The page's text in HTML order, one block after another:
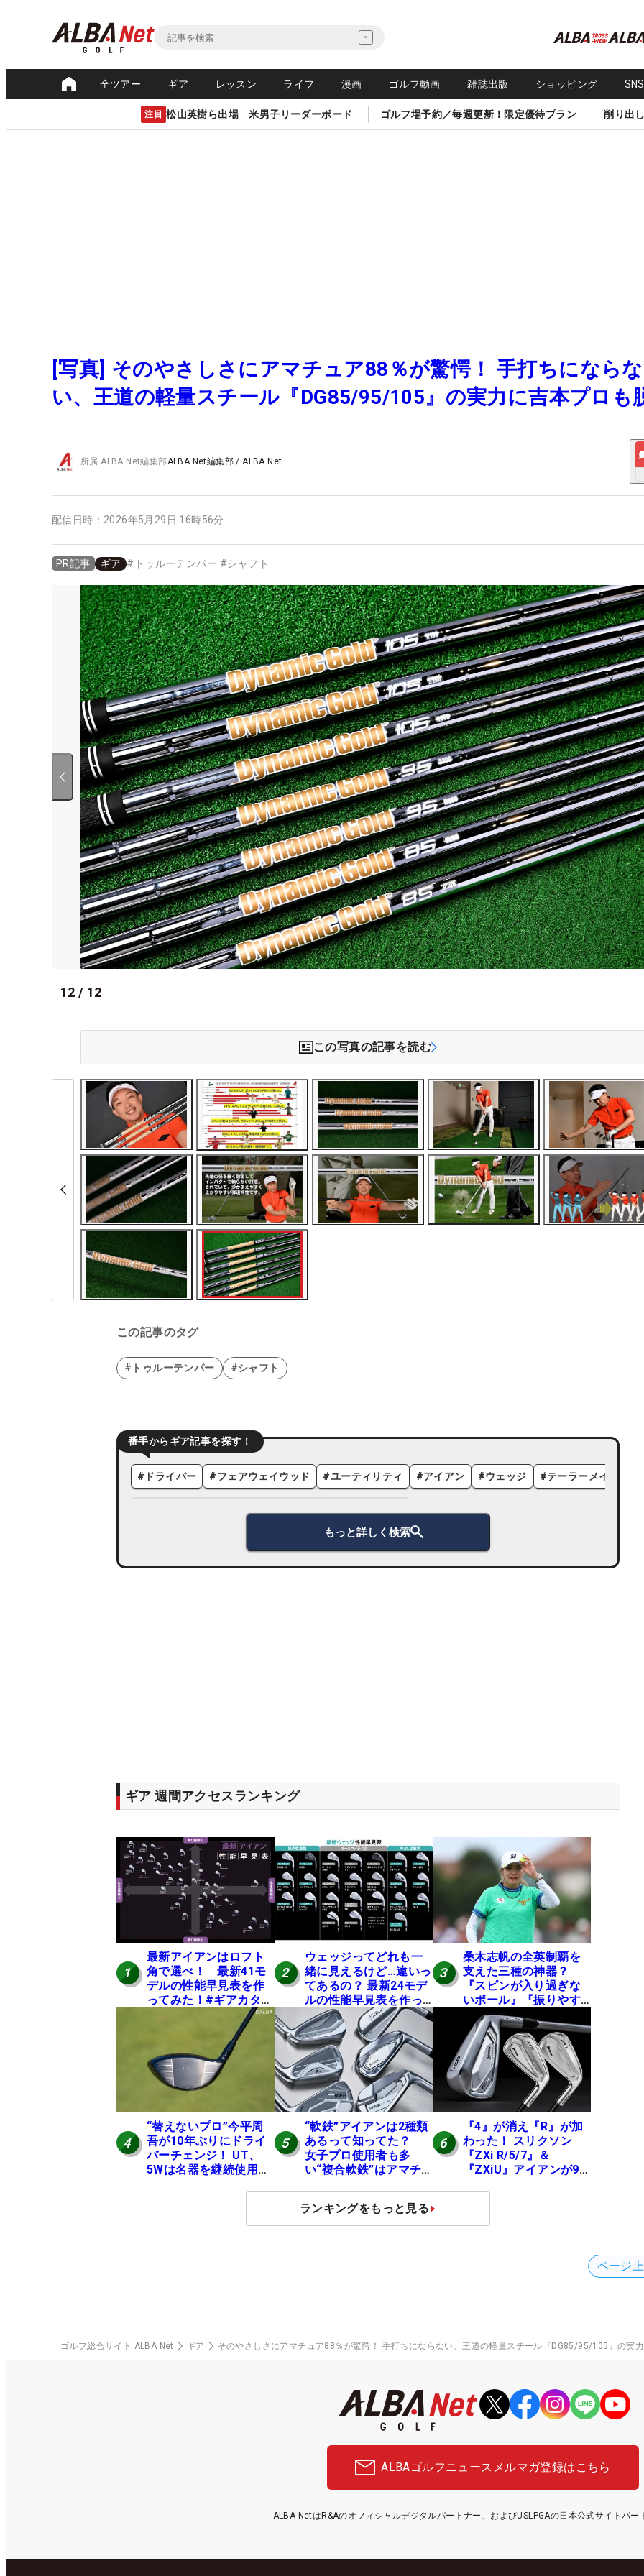
全ツアー ギア レッスン ライフ 漫画 ゴルフ動画 雑誌出版 ショッピング
注目 松山英樹ら出場 米男子リーダーボード ゴルフ場予約／毎週更新！限定優待プラン 削り出
[写真] そのやさしさにアマチュア88％が驚愕！ 手打ちにならな
い、王道の軽量スチール『DG85/95/105』の実力に吉本プロも
所属ALBA Net編集部ALBA Net編集部 /ALBA Net
配信日時： 2026年5月29日 16時56分
PR記事 ギア # トゥルーテンパー #シャフト
12 / 12
この写真の記事を読む
この記事のタグ
#トゥルーテンパー #シャフト
番手からギア記事を探す！
# ドライバー #フェアウェイウッド #ユーティリティ #アイアン #ウェッジ #テーラーメイド
もっと詳しく検索
ギア 週間アクセスランキング
1
最新アイアンはロフト
角で選べ！ 最新41モ
デルの性能早見表を作
ってみた！#ギアカタロ
2
ウェッジってどれも一
緒に見えるけど…違いっ
てあるの？ 最新24モデ
ルの性能早見表を作っ
てみた #ギアカタログ
2026
3
桑木志帆の全英制覇を
支えた三種の神器？
『スピンが入り過ぎな
いボール』『振りやす
いシャフト』『真っす
ぐ飛ぶドライバー』 #
女子プロセッティング
4
“替えないプロ”今平周
吾が10年ぶりにドライ
バーチェンジ！ UT、
5Wは名器を継続使用
5
“軟鉄”アイアンは2種類
あるって知ってた？
女子プロ使用者も多
い“複合軟鉄”はアマチ
6
『4』が消え『R』が加
わった！ スリクソン
『ZXi R/5/7』＆
『ZXiU』アイアンが9
ランキングをもっと見る
ページ
ゴルフ総合サイト ALBA Net ギア そのやさしさにアマチュア88％が驚愕！ 手打ちにならない、王道の軽量スチール『DG85/95/105』の実
ALBAゴルフニュース メルマガ登録はこちら
ALBA NetはR&Aのオフィシャルデジタルパートナー、およびUSLPGAの日本公式サイトパー